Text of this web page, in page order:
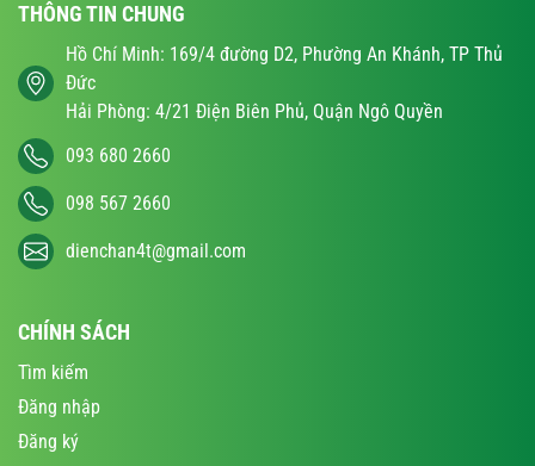
THÔNG TIN CHUNG
Hồ Chí Minh: 169/4 đường D2, Phường An Khánh, TP Thủ
Đức
Hải Phòng: 4/21 Điện Biên Phủ, Quận Ngô Quyền
093 680 2660
098 567 2660
dienchan4t@gmail.com
CHÍNH SÁCH
Tìm kiếm
Đăng nhập
Đăng ký